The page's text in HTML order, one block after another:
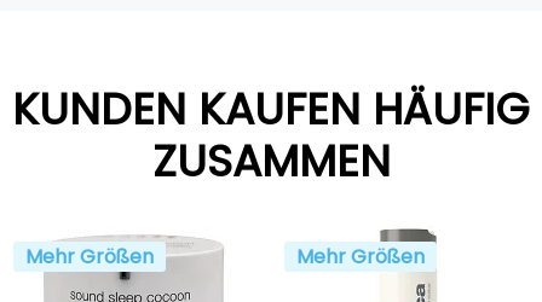
KUNDEN KAUFEN HÄUFIG
ZUSAMMEN
Mehr Größen Mehr Größen